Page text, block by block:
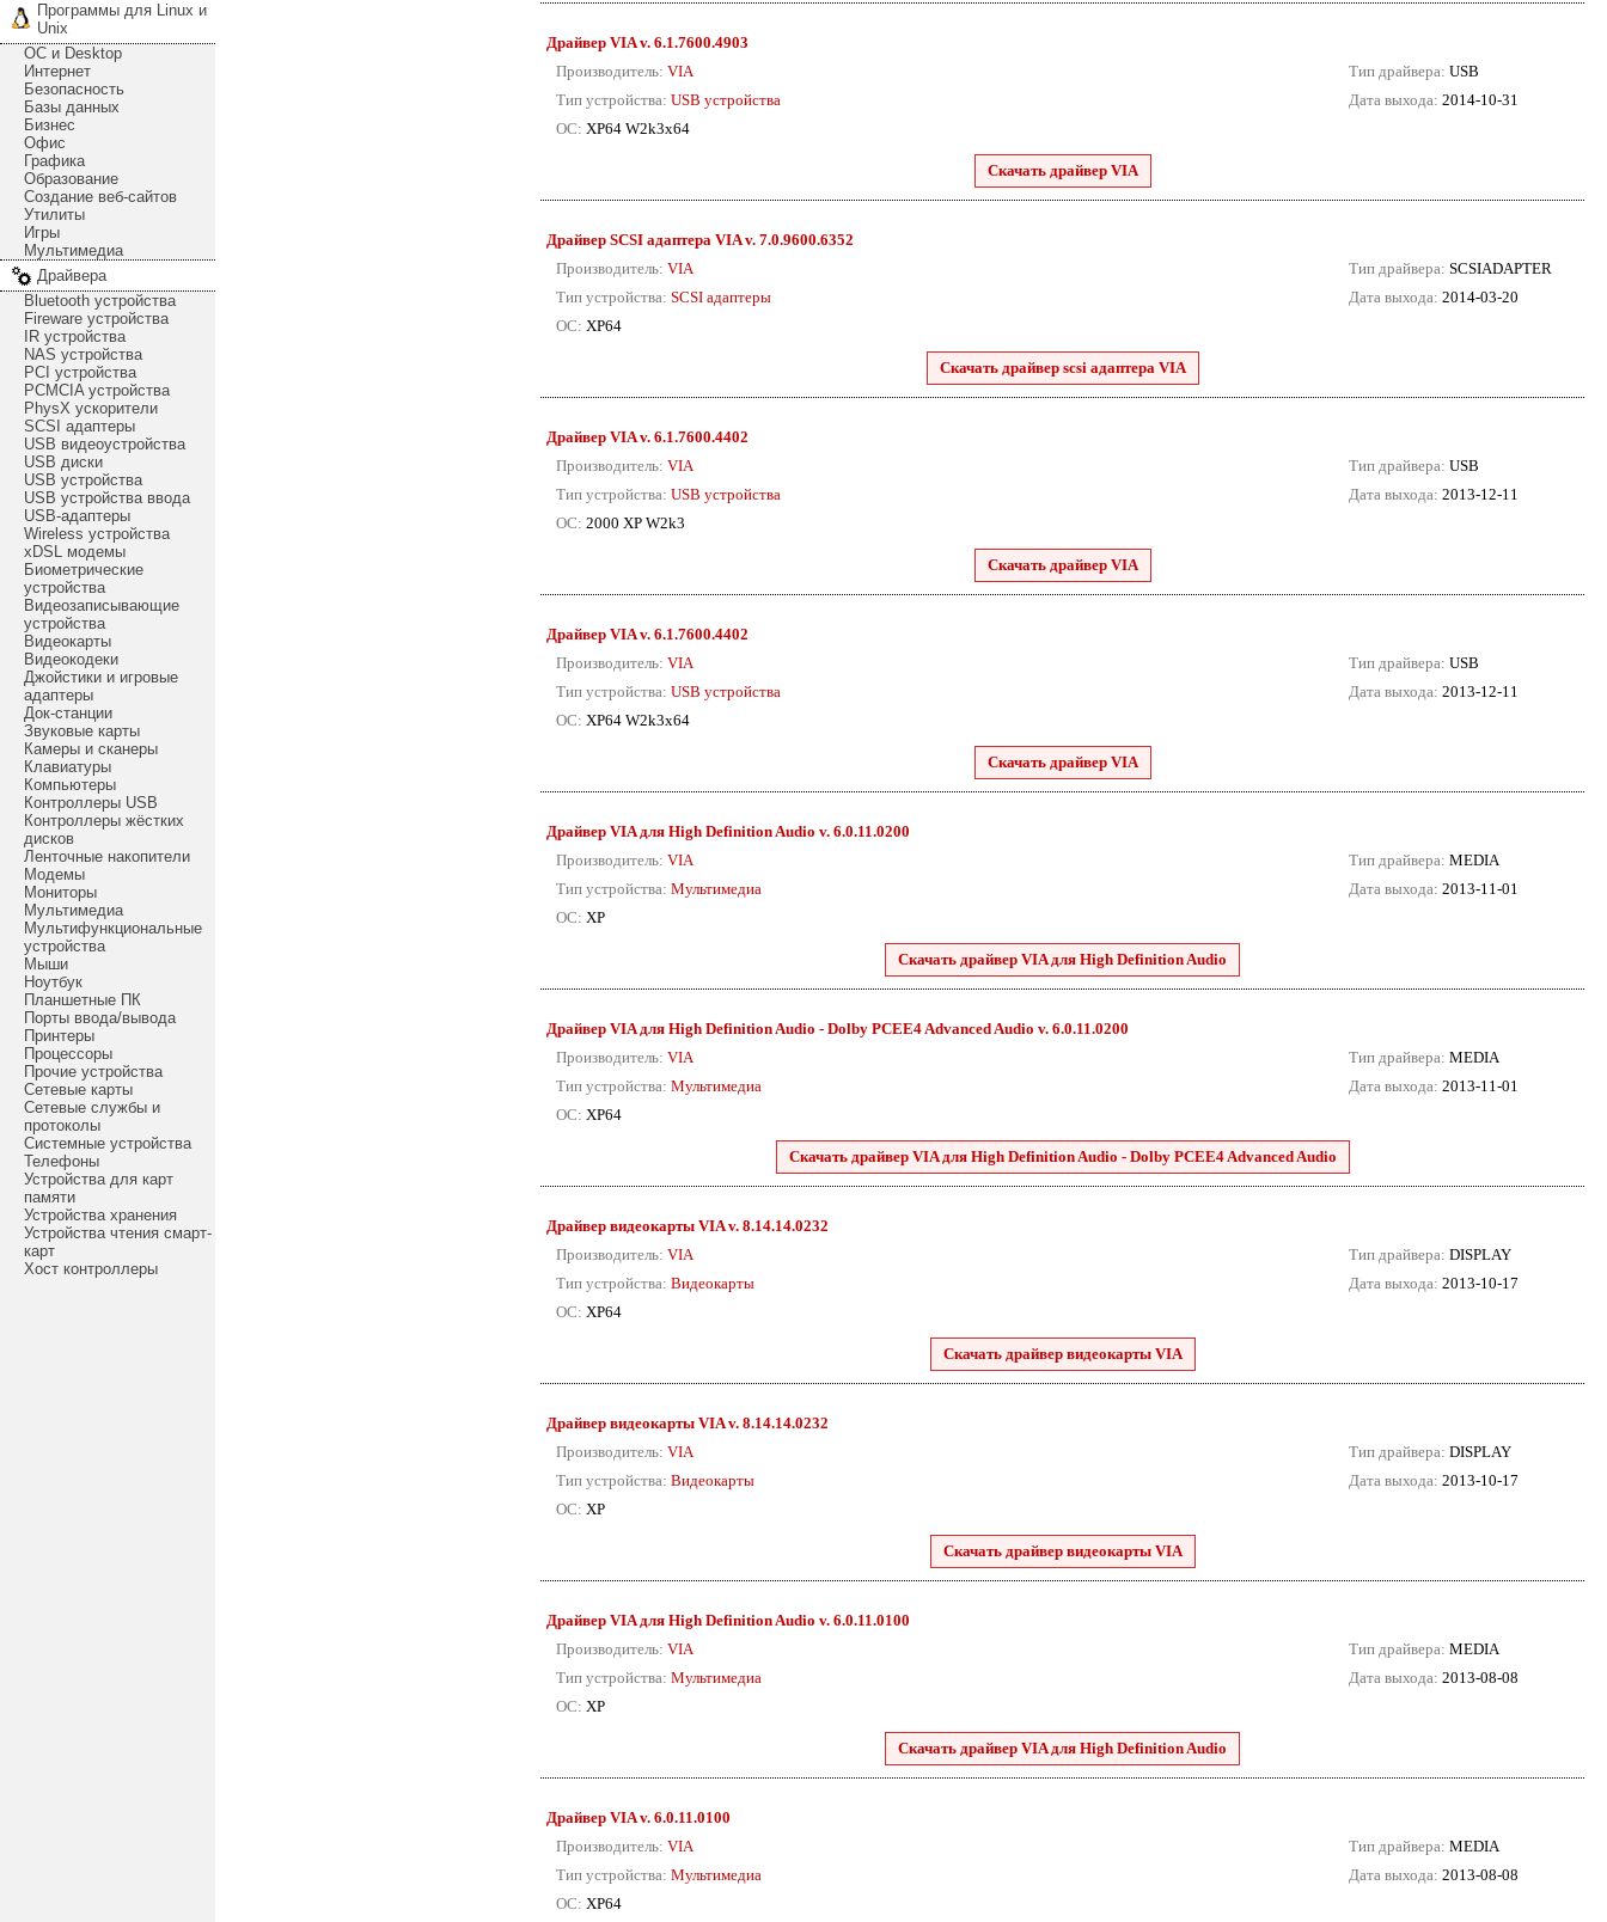
Программы для Linux и
Unix
ОС и Desktop
Интернет
Безопасность
Базы данных
Бизнес
Офис
Графика
Образование
Создание веб-сайтов
Утилиты
Игры
Мультимедиа
Драйвера
Bluetooth устройства
Fireware устройства
IR устройства
NAS устройства
PCI устройства
PCMCIA устройства
PhysX ускорители
SCSI адаптеры
USB видеоустройства
USB диски
USB устройства
USB устройства ввода
USB-адаптеры
Wireless устройства
xDSL модемы
Биометрические
устройства
Видеозаписывающие
устройства
Видеокарты
Видеокодеки
Джойстики и игровые
адаптеры
Док-станции
Звуковые карты
Камеры и сканеры
Клавиатуры
Компьютеры
Контроллеры USB
Контроллеры жёстких
дисков
Ленточные накопители
Модемы
Мониторы
Мультимедиа
Мультифункциональные
устройства
Мыши
Ноутбук
Планшетные ПК
Порты ввода/вывода
Принтеры
Процессоры
Прочие устройства
Сетевые карты
Сетевые службы и
протоколы
Системные устройства
Телефоны
Устройства для карт
памяти
Устройства хранения
Устройства чтения смарт-
карт
Хост контроллеры
Драйвер VIAv. 6.1.7600.4903
Производитель: VIA
Тип устройства: USB устройства
ОС: XP64 W2k3x64
Тип драйвера: USB
Дата выхода: 2014-10-31
Скачать драйвер VIA
Драйвер SCSI адаптера VIAv. 7.0.9600.6352
Производитель: VIA
Тип устройства: SCSI адаптеры
ОС: XP64
Тип драйвера: SCSIADAPTER
Дата выхода: 2014-03-20
Скачать драйвер scsi адаптера VIA
Драйвер VIAv. 6.1.7600.4402
Производитель: VIA
Тип устройства: USB устройства
ОС: 2000 XP W2k3
Тип драйвера: USB
Дата выхода: 2013-12-11
Скачать драйвер VIA
Драйвер VIAv. 6.1.7600.4402
Производитель: VIA
Тип устройства: USB устройства
ОС: XP64 W2k3x64
Тип драйвера: USB
Дата выхода: 2013-12-11
Скачать драйвер VIA
Драйвер VIA для High Definition Audio v. 6.0.11.0200
Производитель: VIA
Тип устройства: Мультимедиа
ОС: XP
Тип драйвера: MEDIA
Дата выхода: 2013-11-01
Скачать драйвер VIA для High Definition Audio
Драйвер VIA для High Definition Audio - Dolby PCEE4 Advanced Audio v. 6.0.11.0200
Производитель: VIA
Тип устройства: Мультимедиа
ОС: XP64
Тип драйвера: MEDIA
Дата выхода: 2013-11-01
Скачать драйвер VIA для High Definition Audio - Dolby PCEE4 Advanced Audio
Драйвер видеокарты VIAv. 8.14.14.0232
Производитель: VIA
Тип устройства: Видеокарты
ОС: XP64
Тип драйвера: DISPLAY
Дата выхода: 2013-10-17
Скачать драйвер видеокарты VIA
Драйвер видеокарты VIAv. 8.14.14.0232
Производитель: VIA
Тип устройства: Видеокарты
ОС: XP
Тип драйвера: DISPLAY
Дата выхода: 2013-10-17
Скачать драйвер видеокарты VIA
Драйвер VIA для High Definition Audio v. 6.0.11.0100
Производитель: VIA
Тип устройства: Мультимедиа
ОС: XP
Тип драйвера: MEDIA
Дата выхода: 2013-08-08
Скачать драйвер VIA для High Definition Audio
Драйвер VIAv. 6.0.11.0100
Производитель: VIA
Тип устройства: Мультимедиа
ОС: XP64
Тип драйвера: MEDIA
Дата выхода: 2013-08-08